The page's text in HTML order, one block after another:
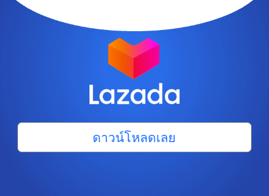
ดาวน์โหลดเลย